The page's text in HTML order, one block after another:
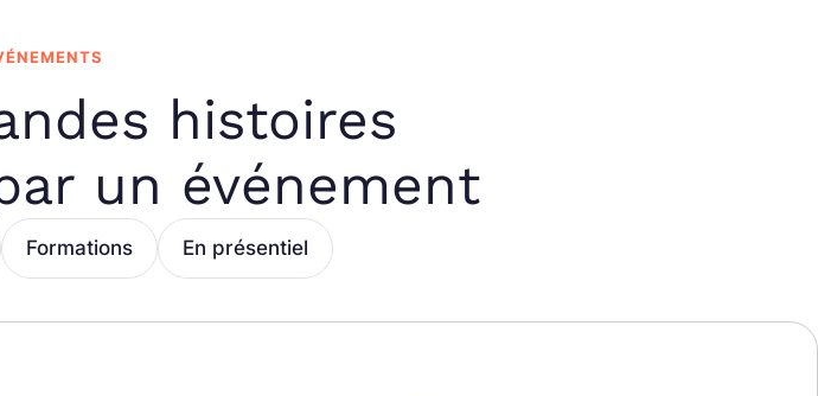
histoires
un événement
Formations En présentiel